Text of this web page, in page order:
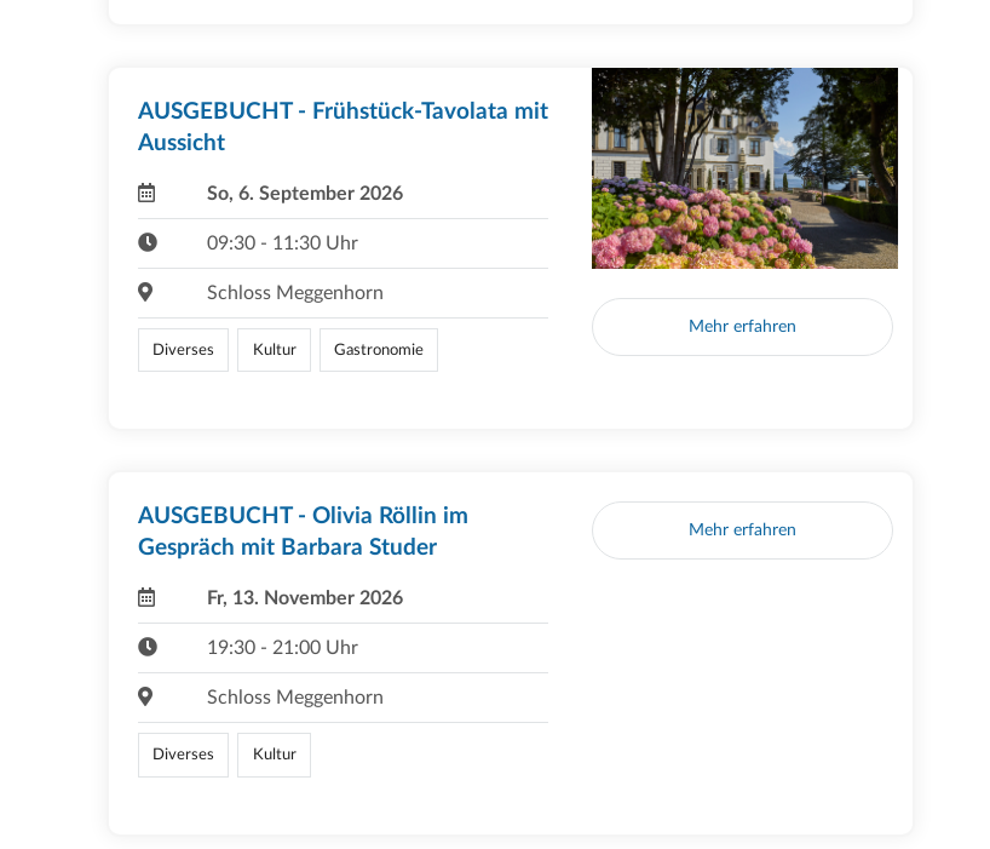
AUSGEBUCHT - Frühstück-Tavolata mit
Aussicht
So, 6. September 2026
09:30 - 11:30 Uhr
Schloss Meggenhorn
Diverses Kultur Gastronomie
Mehr erfahren
AUSGEBUCHT - Olivia Röllin im
Gespräch mit Barbara Studer
Fr, 13. November 2026
19:30 - 21:00 Uhr
Schloss Meggenhorn
Diverses Kultur
Mehr erfahren